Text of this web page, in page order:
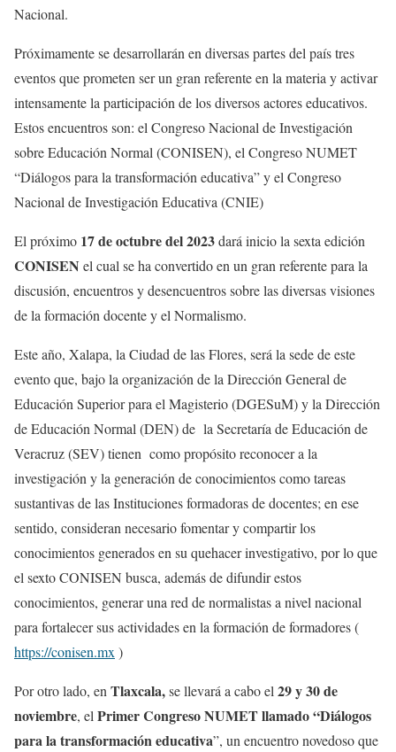
Nacional.
Próximamente se desarrollarán en diversas partes del país tres
eventos que prometen ser un gran referente en la materia y activar
intensamente la participación de los diversos actores educativos.
Estos encuentros son: el Congreso Nacional de Investigación
sobre Educación Normal (CONISEN), el Congreso NUMET
“Diálogos para la transformación educativa” y el Congreso
Nacional de Investigación Educativa (CNIE)
El próximo 17 de octubre del 2023dará inicio la sexta edición
CONISEN el cual se ha convertido en un gran referente para la
discusión, encuentros y desencuentros sobre las diversas visiones
de la formación docente y el Normalismo.
Este año, Xalapa, la Ciudad de las Flores, será la sede de este
evento que, bajo la organización de la Dirección General de
Educación Superior para el Magisterio (DGESuM) y la Dirección
de Educación Normal (DEN) de la Secretaría de Educación de
Veracruz (SEV) tienen como propósito reconocer a la
investigación y la generación de conocimientos como tareas
sustantivas de las Instituciones formadoras de docentes; en ese
sentido, consideran necesario fomentar y compartir los
conocimientos generados en su quehacer investigativo, por lo que
el sexto CONISEN busca, además de difundir estos
conocimientos, generar una red de normalistas a nivel nacional
para fortalecer sus actividades en la formación de formadores (
https://conisen.mx)
Por otro lado, enTlaxcala,se llevará a cabo el29 y 30 de
noviembre, elPrimer Congreso NUMET llamado “Diálogos
para la transformación educativa”, un encuentro novedoso que